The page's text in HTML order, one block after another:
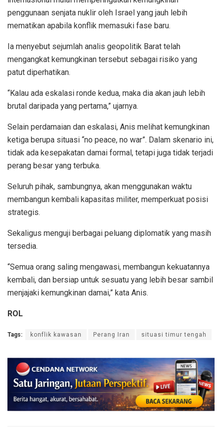
penggunaan senjata nuklir oleh Israel yang jauh lebih
mematikan apabila konflik memasuki fase baru.
Ia menyebut sejumlah analis geopolitik Barat telah
mengangkat kemungkinan tersebut sebagai risiko yang
patut diperhatikan.
“Kalau ada eskalasi ronde kedua, maka dia akan jauh lebih
brutal daripada yang pertama,” ujarnya.
Selain perdamaian dan eskalasi, Anis melihat kemungkinan
ketiga berupa situasi “no peace, no war”. Dalam skenario ini,
tidak ada kesepakatan damai formal, tetapi juga tidak terjadi
perang besar yang terbuka.
Seluruh pihak, sambungnya, akan menggunakan waktu
membangun kembali kapasitas militer, memperkuat posisi
strategis.
Sekaligus menguji berbagai peluang diplomatik yang masih
tersedia.
“Semua orang saling mengawasi, membangun kekuatannya
kembali, dan bersiap untuk sesuatu yang lebih besar sambil
menjajaki kemungkinan damai,” kata Anis.
ROL
Tags: konflik kawasan Perang Iran situasi timur tengah